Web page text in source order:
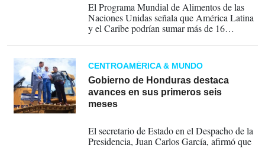
El Programa Mundial de Alimentos de las
Naciones Unidas señala que América Latina
y el Caribe podrían sumar más de 16
deterioro de las condiciones alimentarias a
medida que las sequías, inundaciones y
temperaturas extremas alteren la producción
agrícola y los medios de vida.
CENTROAMÉRICA & MUNDO
Gobierno de Honduras destaca
avances en sus primeros seis
meses
El secretario de Estado en el Despacho de la
Presidencia, Juan Carlos García, afirmó que